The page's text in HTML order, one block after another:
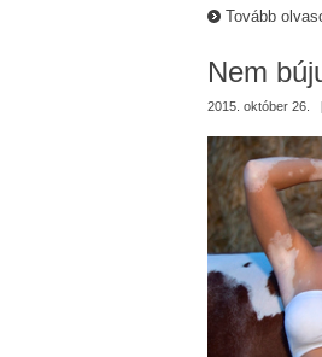
Tovább
Nem
2015. október 26. |